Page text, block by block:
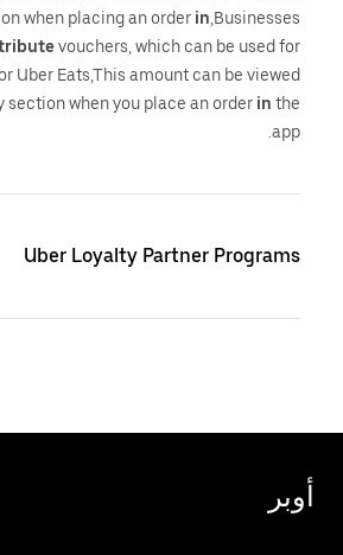
when placing an order in ,Businesses
vouchers, which can be used for
Uber Eats,This amount can be viewed
section when you place an order in the
app.
Uber Loyalty Partner Programs
أوبر